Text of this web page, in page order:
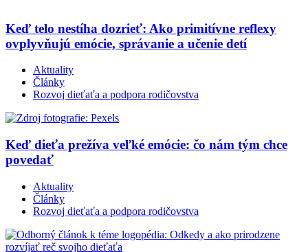
Keď telo nestíha dozrieť: Ako primitívne reflexy
ovplyvňujú emócie, správanie a učenie detí
Aktuality
Články
Rozvoj dieťaťa a podpora rodičovstva
Keď dieťa prežíva veľké emócie: čo nám tým chce
povedať
Aktuality
Články
Rozvoj dieťaťa a podpora rodičovstva